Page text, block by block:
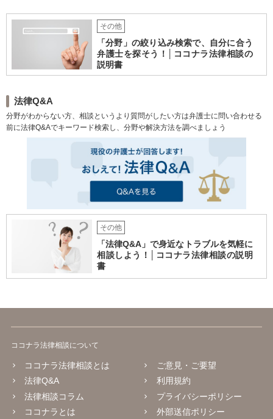
だくことで、より良い結果を得ることができる場合があります。 起訴をされ
る前の弁護活動が最も効果的です。 弁護人が不要かどうか見極めることがで
きる弁護士は極めて少ないです。 刑事事件化しそうな場合にはお早めにご相
義務違反がある」と徹底追及し、施設側に責任があることを前提とした示談
を成立させました。 密室での事故は、施設の言い分が通りやすい傾向にあり
ます。 しかし、客観的な証拠（カメラ映像や介護記録）を諦めずに緻密に分
析することで、隠された過失を立証し、責任を追及することが可能です。
その他
「分野」の絞り込み検索で、自分に合う
弁護士を探そう！│ココナラ法律相談の
説明書
法律Q&A
分野がわからない方、相談というより質問がしたい方は弁護士に問い合わせる
前に法律Q&Aでキーワード検索し、分野や解決方法を調べましょう
その他
「法律Q&A」で身近なトラブルを気軽に
相談しよう！│ココナラ法律相談の説明
書
ココナラ法律相談について
ココナラ法律相談とは
法律Q&A
法律相談コラム
ココナラとは
ご意見・ご要望
利用規約
プライバシーポリシー
外部送信ポリシー